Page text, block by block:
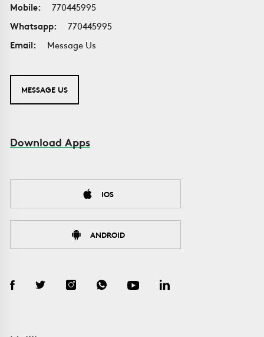
Mobile:
770445995
Whatsapp:
770445995
Email:
Message Us
MESSAGE US
Download Apps
IOS
ANDROID